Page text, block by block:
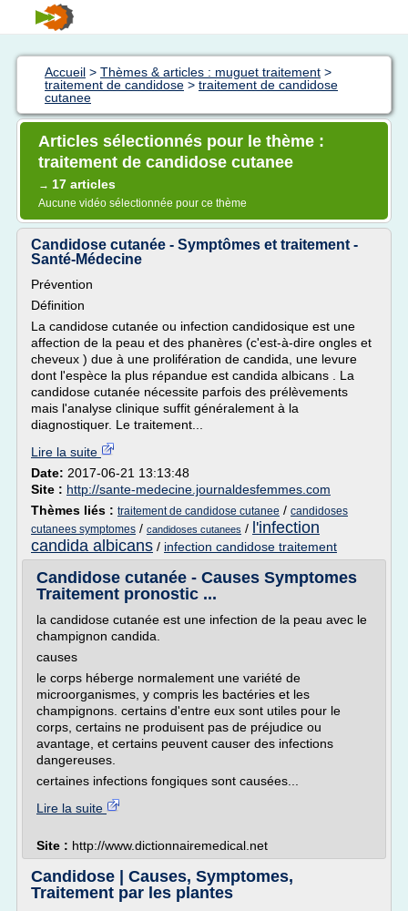
Accueil > Thèmes & articles : muguet traitement >
traitement de candidose > traitement de candidose
cutanee
Articles sélectionnés pour le thème :
traitement de candidose cutanee
→ 17 articles
Aucune vidéo sélectionnée pour ce thème
Candidose cutanée - Symptômes et traitement -
Santé-Médecine
Prévention
Définition
La candidose cutanée ou infection candidosique est une
affection de la peau et des phanères (c'est-à-dire ongles et
cheveux ) due à une prolifération de candida, une levure
dont l'espèce la plus répandue est candida albicans . La
candidose cutanée nécessite parfois des prélèvements
mais l'analyse clinique suffit généralement à la
diagnostiquer. Le traitement...
Lire la suite
Date: 2017-06-21 13:13:48
Site : http://sante-medecine.journaldesfemmes.com
Thèmes liés : traitement de candidose cutanee / candidoses
cutanees symptomes / candidoses cutanees / l'infection
candida albicans / infection candidose traitement
Candidose cutanée - Causes Symptomes
Traitement pronostic ...
la candidose cutanée est une infection de la peau avec le
champignon candida.
causes
le corps héberge normalement une variété de
microorganismes, y compris les bactéries et les
champignons. certains d'entre eux sont utiles pour le
corps, certains ne produisent pas de préjudice ou
avantage, et certains peuvent causer des infections
dangereuses.
certaines infections fongiques sont causées...
Lire la suite
Site : http://www.dictionnairemedical.net
Candidose | Causes, Symptomes,
Traitement par les plantes